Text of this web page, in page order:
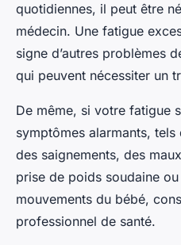
quotidiennes, il peut être
médecin. Une fatigue
signe d’autres problèmes
qui peuvent nécessiter un
De même, si votre fatigue
symptômes alarmants,
des saignements, des
prise de poids soudaine
mouvements du bébé,
professionnel de santé.